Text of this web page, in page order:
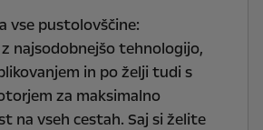
vse pustolovščine:
z najsodobnejšo tehnologijo,
in po želji tudi s
za maksimalno
na vseh cestah. Saj si želite